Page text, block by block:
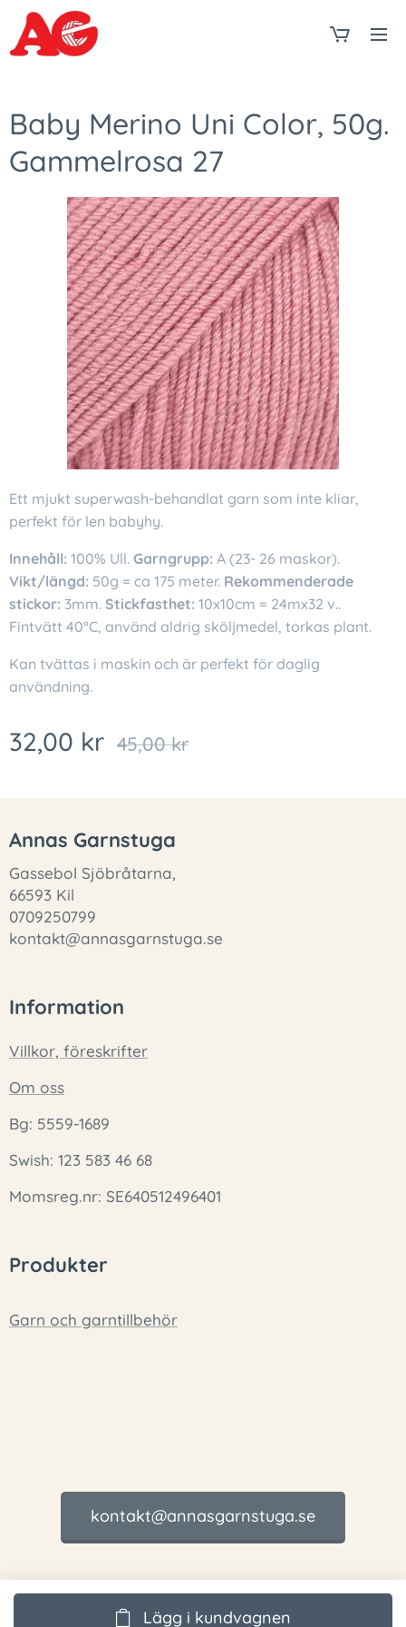
Baby Merino Uni Color, 50g.
Gammelrosa 27
Ett mjukt superwash-behandlat garn som inte kliar,
perfekt för len babyhy.
Innehåll: 100% Ull. Garngrupp: A (23- 26 maskor).
Vikt/längd: 50g = ca 175 meter. Rekommenderade
stickor: 3mm. Stickfasthet: 10x10cm = 24mx32 v..
Fintvätt 40°C, använd aldrig sköljmedel, torkas plant.
Kan tvättas i maskin och är perfekt för daglig
användning.
32,00 kr 45,00kr
Lägg i kundvagnen
Annas Garnstuga
Gassebol Sjöbråtarna,
66593 Kil
0709250799
kontakt@annasgarnstuga.se
Information
Villkor, föreskrifter
Om oss
Bg: 5559-1689
Swish: 123 583 46 68
Momsreg.nr: SE640512496401
Produkter
Garn och garntillbehör
kontakt@annasgarnstuga.se